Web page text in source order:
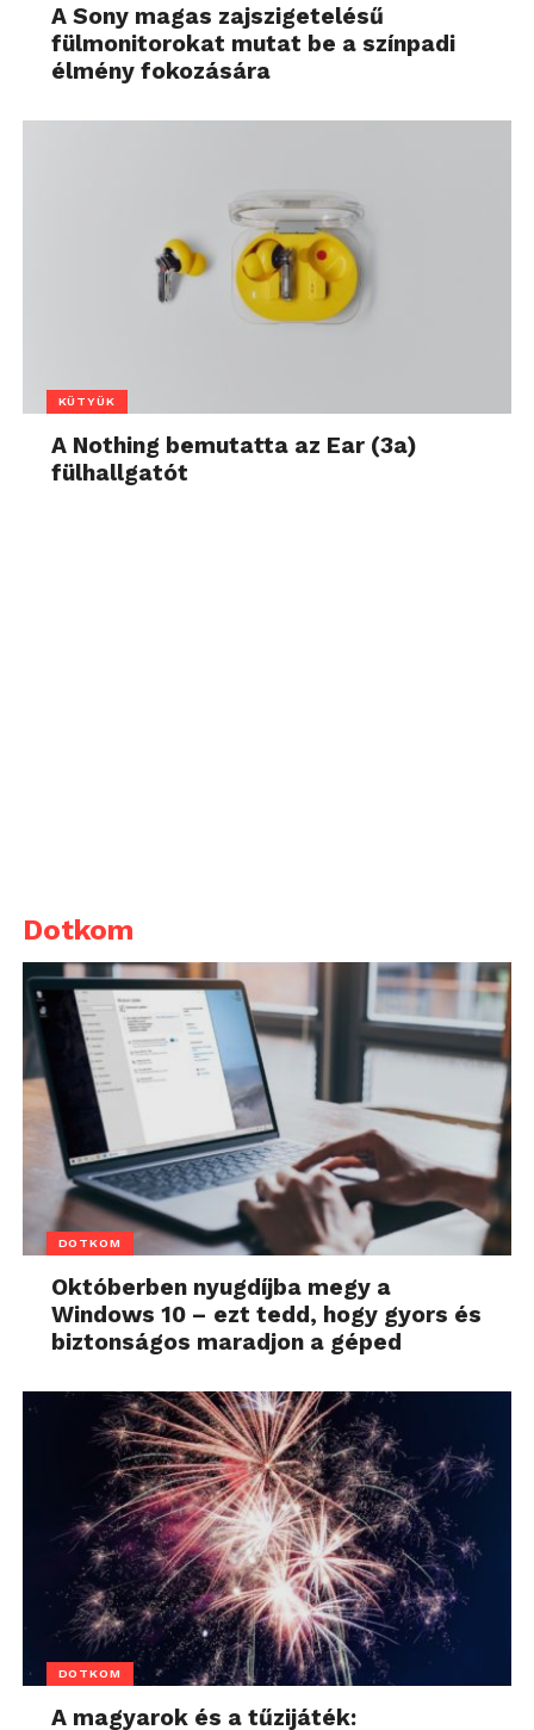
A Sony magas zajszigetelésű
fülmonitorokat mutat be a színpadi
élmény fokozására
KÜTYÜK
A Nothing bemutatta az Ear (3a)
fülhallgatót
Dotkom
DOTKOM
Októberben nyugdíjba megy a
Windows 10 – ezt tedd, hogy gyors és
biztonságos maradjon a géped
DOTKOM
A magyarok és a tűzijáték: